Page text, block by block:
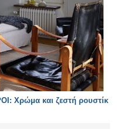
Χρώμα και ζεστή ρουστίκ